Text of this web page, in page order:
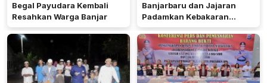
Begal Payudara Kembali
Resahkan Warga Banjar
Banjarbaru dan Jajaran
Padamkan Kebakaran
Lahan